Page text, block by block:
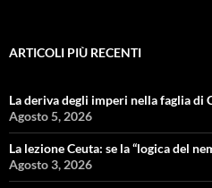
ARTICOLI PIÙ RECENTI
La deriva degli imperi nella faglia di
Agosto 5, 2026
La lezione Ceuta: se la “logica del
Agosto 3, 2026